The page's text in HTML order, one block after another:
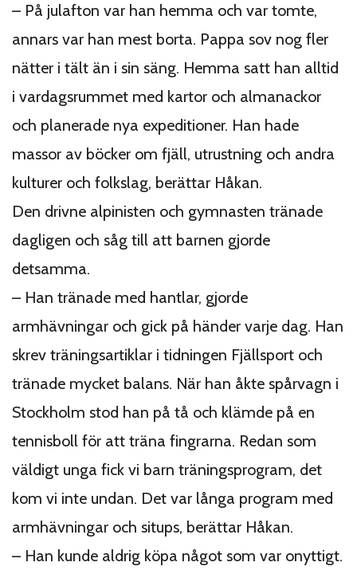
– På julafton var han hemma och var tomte,
annars var han mest borta. Pappa sov nog fler
nätter i tält än i sin säng. Hemma satt han alltid
i vardagsrummet med kartor och almanackor
och planerade nya expeditioner. Han hade
massor av böcker om fjäll, utrustning och andra
kulturer och folkslag, berättar Håkan.
Den drivne alpinisten och gymnasten tränade
dagligen och såg till att barnen gjorde
detsamma.
– Han tränade med hantlar, gjorde
armhävningar och gick på händer varje dag. Han
skrev träningsartiklar i tidningen Fjällsport och
tränade mycket balans. När han åkte spårvagn i
Stockholm stod han på tå och klämde på en
tennisboll för att träna fingrarna. Redan som
väldigt unga fick vi barn träningsprogram, det
kom vi inte undan. Det var långa program med
armhävningar och situps, berättar Håkan.
– Han kunde aldrig köpa något som var onyttigt.